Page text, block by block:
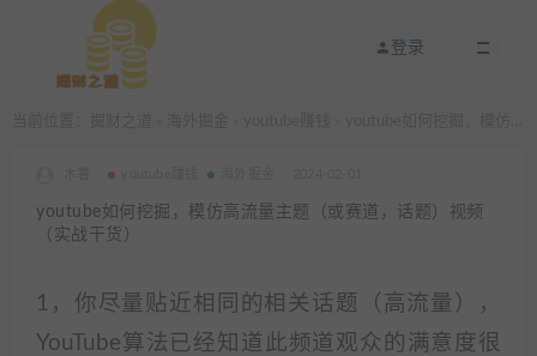
登录
youtube如何挖掘，模仿高流量主题（或赛道，话题）视频
（实战干货）
1，你尽量贴近相同的相关话题（高流量），
YouTube算法已经知道此频道观众的满意度很